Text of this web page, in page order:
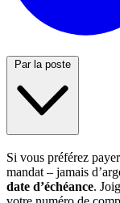
Par la poste
Si vous préférez
mandat – jamais
date d’échéance.